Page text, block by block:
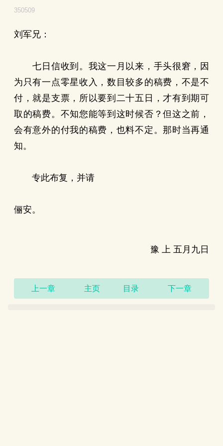
350509
刘军兄：
七日信收到。我这一月以来，手头很窘，因
为只有一点零星收入，数目较多的稿费，不是不
付，就是支票，所以要到二十五日，才有到期可
取的稿费。不知您能等到这时候否？但这之前，
会有意外的付我的稿费，也料不定。那时当再通
知。
专此布复，并请
俪安。
豫 上 五月九日
上一章 主页 目录 下一章